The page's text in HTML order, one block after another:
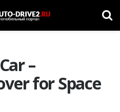
–
for Space